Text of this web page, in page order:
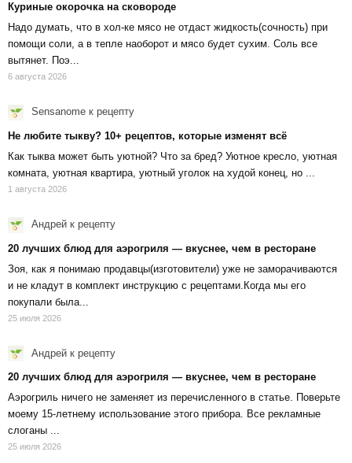
Куриные окорочка на сковороде
Надо думать, что в хол-ке мясо не отдаст жидкость(сочность) при
помощи соли, а в тепле наоборот и мясо будет сухим. Соль все
вытянет. Поэ...
6 августа 2026
Sensanome к рецепту
Не любите тыкву? 10+ рецептов, которые изменят всё
Как тыква может быть уютной? Что за бред? Уютное кресло, уютная
комната, уютная квартира, уютный уголок на худой конец, но ...
1 августа 2026
Андрей к рецепту
20 лучших блюд для аэрогриля — вкуснее, чем в ресторане
Зоя, как я понимаю продавцы(изготовители) уже не заморачиваются
и не кладут в комплект инструкцию с рецептами.Когда мы его
покупали была...
25 июля 2026
Андрей к рецепту
20 лучших блюд для аэрогриля — вкуснее, чем в ресторане
Аэрогриль ничего не заменяет из перечисленного в статье. Поверьте
моему 15-летнему использование этого прибора. Все рекламные
слоганы ...
25 июля 2026